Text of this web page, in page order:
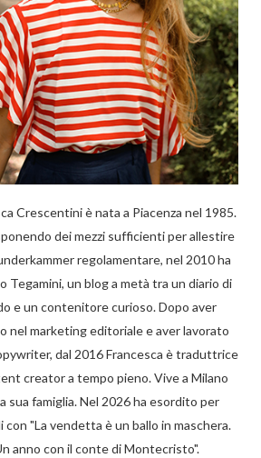
Crescentini è nata a Piacenza nel 1985.
dei mezzi sufficienti per allestire
regolamentare, nel 2010 ha
Tegamini, un blog a metà tra un diario di
e un contenitore curioso. Dopo aver
nel marketing editoriale e aver lavorato
dal 2016 Francesca è traduttrice
creator a tempo pieno. Vive a Milano
sua famiglia. Nel 2026 ha esordito per
con "La vendetta è un ballo in maschera.
anno con il conte di Montecristo".